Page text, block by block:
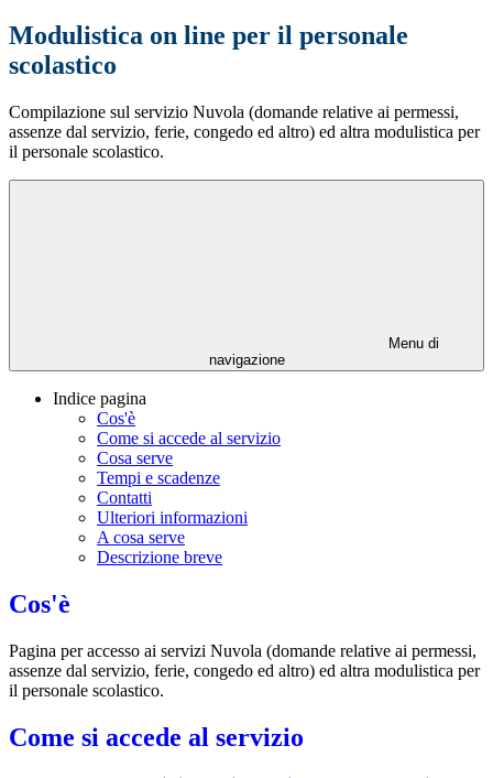
Modulistica on line per il personale
scolastico
Compilazione sul servizio Nuvola (domande relative ai permessi,
assenze dal servizio, ferie, congedo ed altro) ed altra modulistica per
il personale scolastico.
Menu di
navigazione
Indice pagina
Cos'è
Come si accede al servizio
Cosa serve
Tempi e scadenze
Contatti
Ulteriori informazioni
A cosa serve
Descrizione breve
Cos'è
Pagina per accesso ai servizi Nuvola (domande relative ai permessi,
assenze dal servizio, ferie, congedo ed altro) ed altra modulistica per
il personale scolastico.
Come si accede al servizio